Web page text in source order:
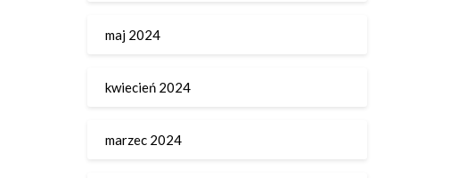
maj 2024
kwiecień 2024
marzec 2024